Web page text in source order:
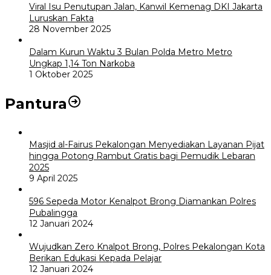
Viral Isu Penutupan Jalan, Kanwil Kemenag DKI Jakarta
Luruskan Fakta
28 November 2025
Dalam Kurun Waktu 3 Bulan Polda Metro Metro
Ungkap 1,14 Ton Narkoba
1 Oktober 2025
Pantura
Masjid al-Fairus Pekalongan Menyediakan Layanan Pijat
hingga Potong Rambut Gratis bagi Pemudik Lebaran
2025
9 April 2025
596 Sepeda Motor Kenalpot Brong Diamankan Polres
Pubalingga
12 Januari 2024
Wujudkan Zero Knalpot Brong, Polres Pekalongan Kota
Berikan Edukasi Kepada Pelajar
12 Januari 2024